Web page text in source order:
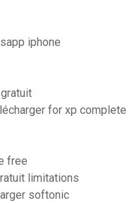
iphone
for xp complete
free
limitations
softonic